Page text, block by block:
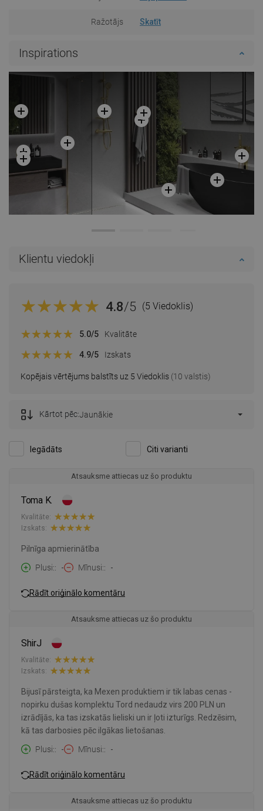
Ražotājs Skatīt
Inspirations
Klientu viedokļi
4.8/5 (5 Viedoklis)
Kopējais vērtējums balstīts uz 5 Viedoklis (10 valstis)
5.0/5 Kvalitāte
4.9/5 Izskats
Iegādāts Citi varianti
Kārtot pēc:Jaunākie
Atsauksme attiecas uz šo produktu
Toma K.
Kvalitāte:
Izskats:
Pilnīga apmierinātība
Plusi:
- Mīnusi: -
Rādīt oriģinālo komentāru
Atsauksme attiecas uz šo produktu
ShirJ
Kvalitāte:
Izskats:
Bijusī pārsteigta, ka Mexen produktiem ir tik labas cenas -
nopirku dušas komplektu Tord nedaudz virs 200 PLN un
izrādījās, ka tas izskatās lieliski un ir ļoti izturīgs. Redzēsim,
kā tas darbosies pēc ilgākas lietošanas.
Plusi:
- Mīnusi: -
Rādīt oriģinālo komentāru
Atsauksme attiecas uz šo produktu